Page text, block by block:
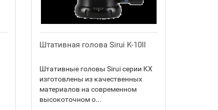
Штативная голова Sirui K-10II
Штативные головы Sirui серии KX
изготовлены из качественных
материалов на современном
высокоточном о...